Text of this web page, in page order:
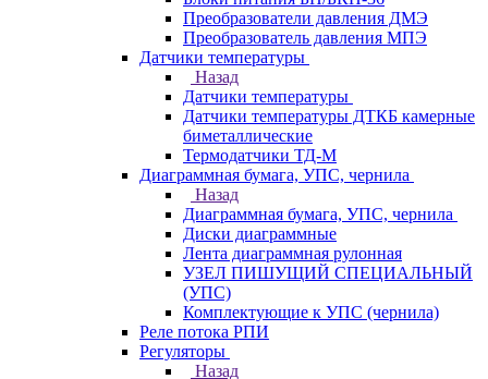
Преобразователи давления ДМЭ
Преобразователь давления МПЭ
Датчики температуры
Назад
Датчики температуры
Датчики температуры ДТКБ камерные
биметаллические
Термодатчики ТД-М
Диаграммная бумага, УПС, чернила
Назад
Диаграммная бумага, УПС, чернила
Диски диаграммные
Лента диаграммная рулонная
УЗЕЛ ПИШУЩИЙ СПЕЦИАЛЬНЫЙ
(УПС)
Комплектующие к УПС (чернила)
Реле потока РПИ
Регуляторы
Назад